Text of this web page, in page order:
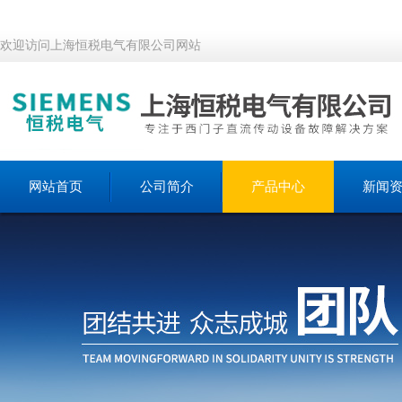
欢迎访问上海恒税电气有限公司网站
网站首页 公司简介 产品中心 新闻